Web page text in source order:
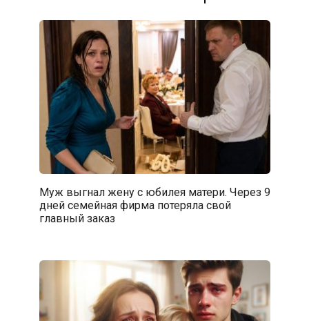
Муж выгнал жену с юбилея матери. Через 9
дней семейная фирма потеряла свой
главный заказ